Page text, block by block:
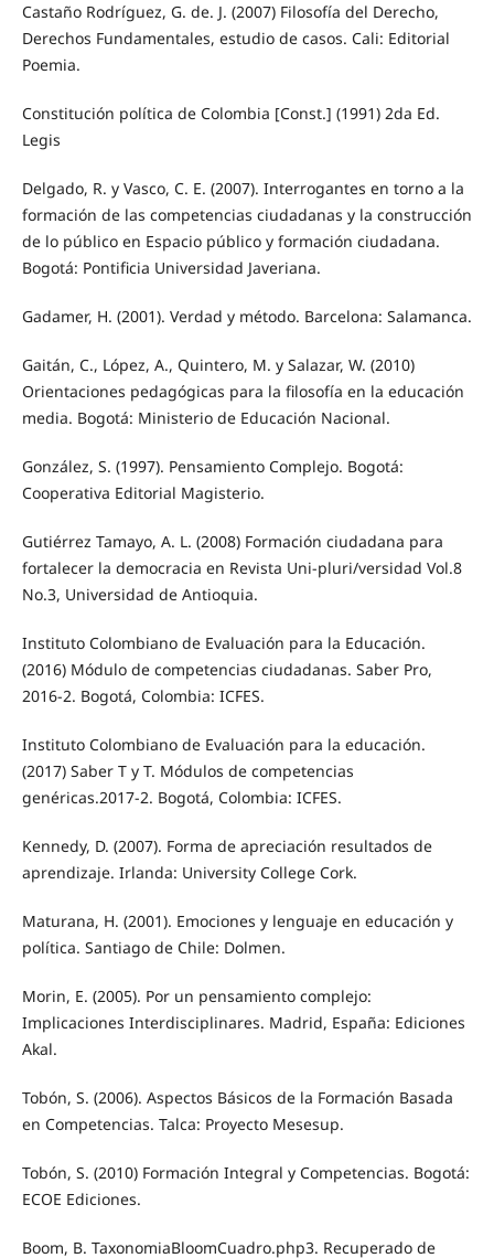
Castaño Rodríguez, G. de. J. (2007) Filosofía del Derecho,
Derechos Fundamentales, estudio de casos. Cali: Editorial
Poemia.
Constitución política de Colombia [Const.] (1991) 2da Ed.
Legis
Delgado, R. y Vasco, C. E. (2007). Interrogantes en torno a la
formación de las competencias ciudadanas y la construcción
de lo público en Espacio público y formación ciudadana.
Bogotá: Pontificia Universidad Javeriana.
Gadamer, H. (2001). Verdad y método. Barcelona: Salamanca.
Gaitán, C., López, A., Quintero, M. y Salazar, W. (2010)
Orientaciones pedagógicas para la filosofía en la educación
media. Bogotá: Ministerio de Educación Nacional.
González, S. (1997). Pensamiento Complejo. Bogotá:
Cooperativa Editorial Magisterio.
Gutiérrez Tamayo, A. L. (2008) Formación ciudadana para
fortalecer la democracia en Revista Uni-pluri/versidad Vol.8
No.3, Universidad de Antioquia.
Instituto Colombiano de Evaluación para la Educación.
(2016) Módulo de competencias ciudadanas. Saber Pro,
2016-2. Bogotá, Colombia: ICFES.
Instituto Colombiano de Evaluación para la educación.
(2017) Saber T y T. Módulos de competencias
genéricas.2017-2. Bogotá, Colombia: ICFES.
Kennedy, D. (2007). Forma de apreciación resultados de
aprendizaje. Irlanda: University College Cork.
Maturana, H. (2001). Emociones y lenguaje en educación y
política. Santiago de Chile: Dolmen.
Morin, E. (2005). Por un pensamiento complejo:
Implicaciones Interdisciplinares. Madrid, España: Ediciones
Akal.
Tobón, S. (2006). Aspectos Básicos de la Formación Basada
en Competencias. Talca: Proyecto Mesesup.
Tobón, S. (2010) Formación Integral y Competencias. Bogotá:
ECOE Ediciones.
Boom, B. TaxonomiaBloomCuadro.php3. Recuperado de